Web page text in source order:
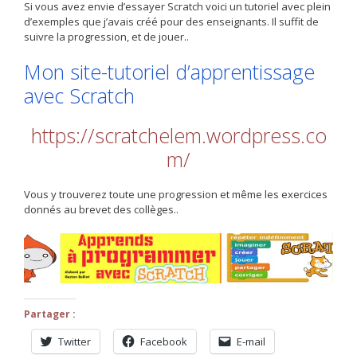
Si vous avez envie d’essayer Scratch voici un tutoriel avec plein
d’exemples que j’avais créé pour des enseignants. Il suffit de
suivre la progression, et de jouer..
Mon site-tutoriel d’apprentissage
avec Scratch
https://scratchelem.wordpress.co
m/
Vous y trouverez toute une progression et même les exercices
donnés au brevet des collèges..
Partager :
Twitter Facebook E-mail